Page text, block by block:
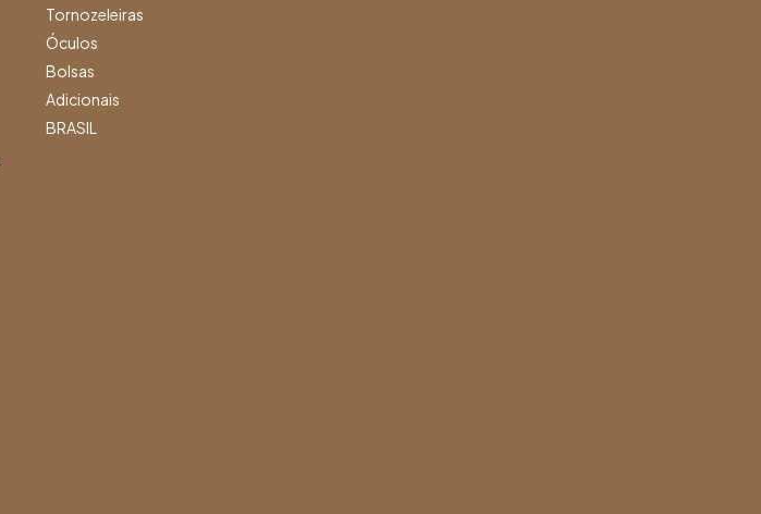
Tornozeleiras
Óculos
Bolsas
Adicionais
BRASIL